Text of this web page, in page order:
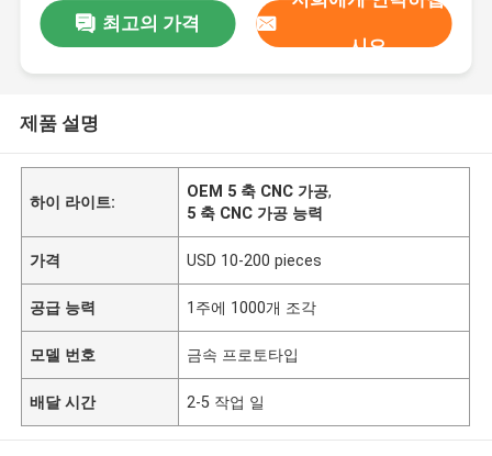
최고의 가격
시오
제품 설명
하이 라이트:
OEM 5 축 CNC 가공,
5 축 CNC 가공 능력
가격 USD 10-200 pieces
공급 능력 1주에 1000개 조각
모델 번호 금속 프로토타입
배달 시간 2-5 작업 일